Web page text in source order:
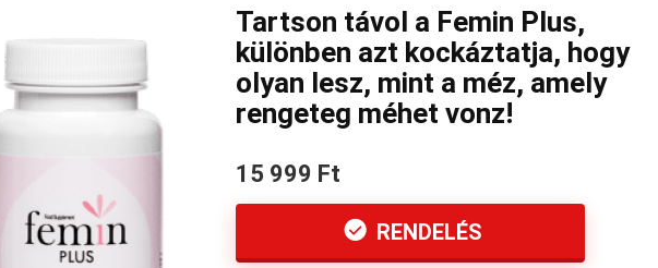
Tartson távol a Femin Plus,
különben azt kockáztatja, hogy
olyan lesz, mint a méz, amely
rengeteg méhet vonz!
15 999 Ft
RENDELÉS